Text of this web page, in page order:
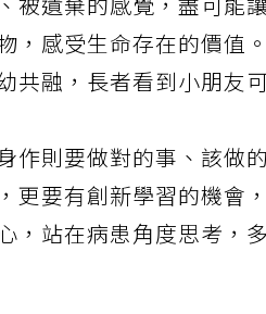
被遺棄的感覺，盡可能
，感受生命存在的價值
共融，長者看到小朋友
作則要做對的事、該做
更要有創新學習的機會
，站在病患角度思考，